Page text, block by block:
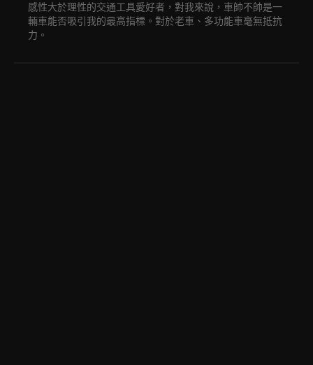
感性大於理性的交通工具愛好者，對我來說，車帥不帥是一
輛車能否吸引我的最高指標。對於老車、多功能車毫無抵抗
力。